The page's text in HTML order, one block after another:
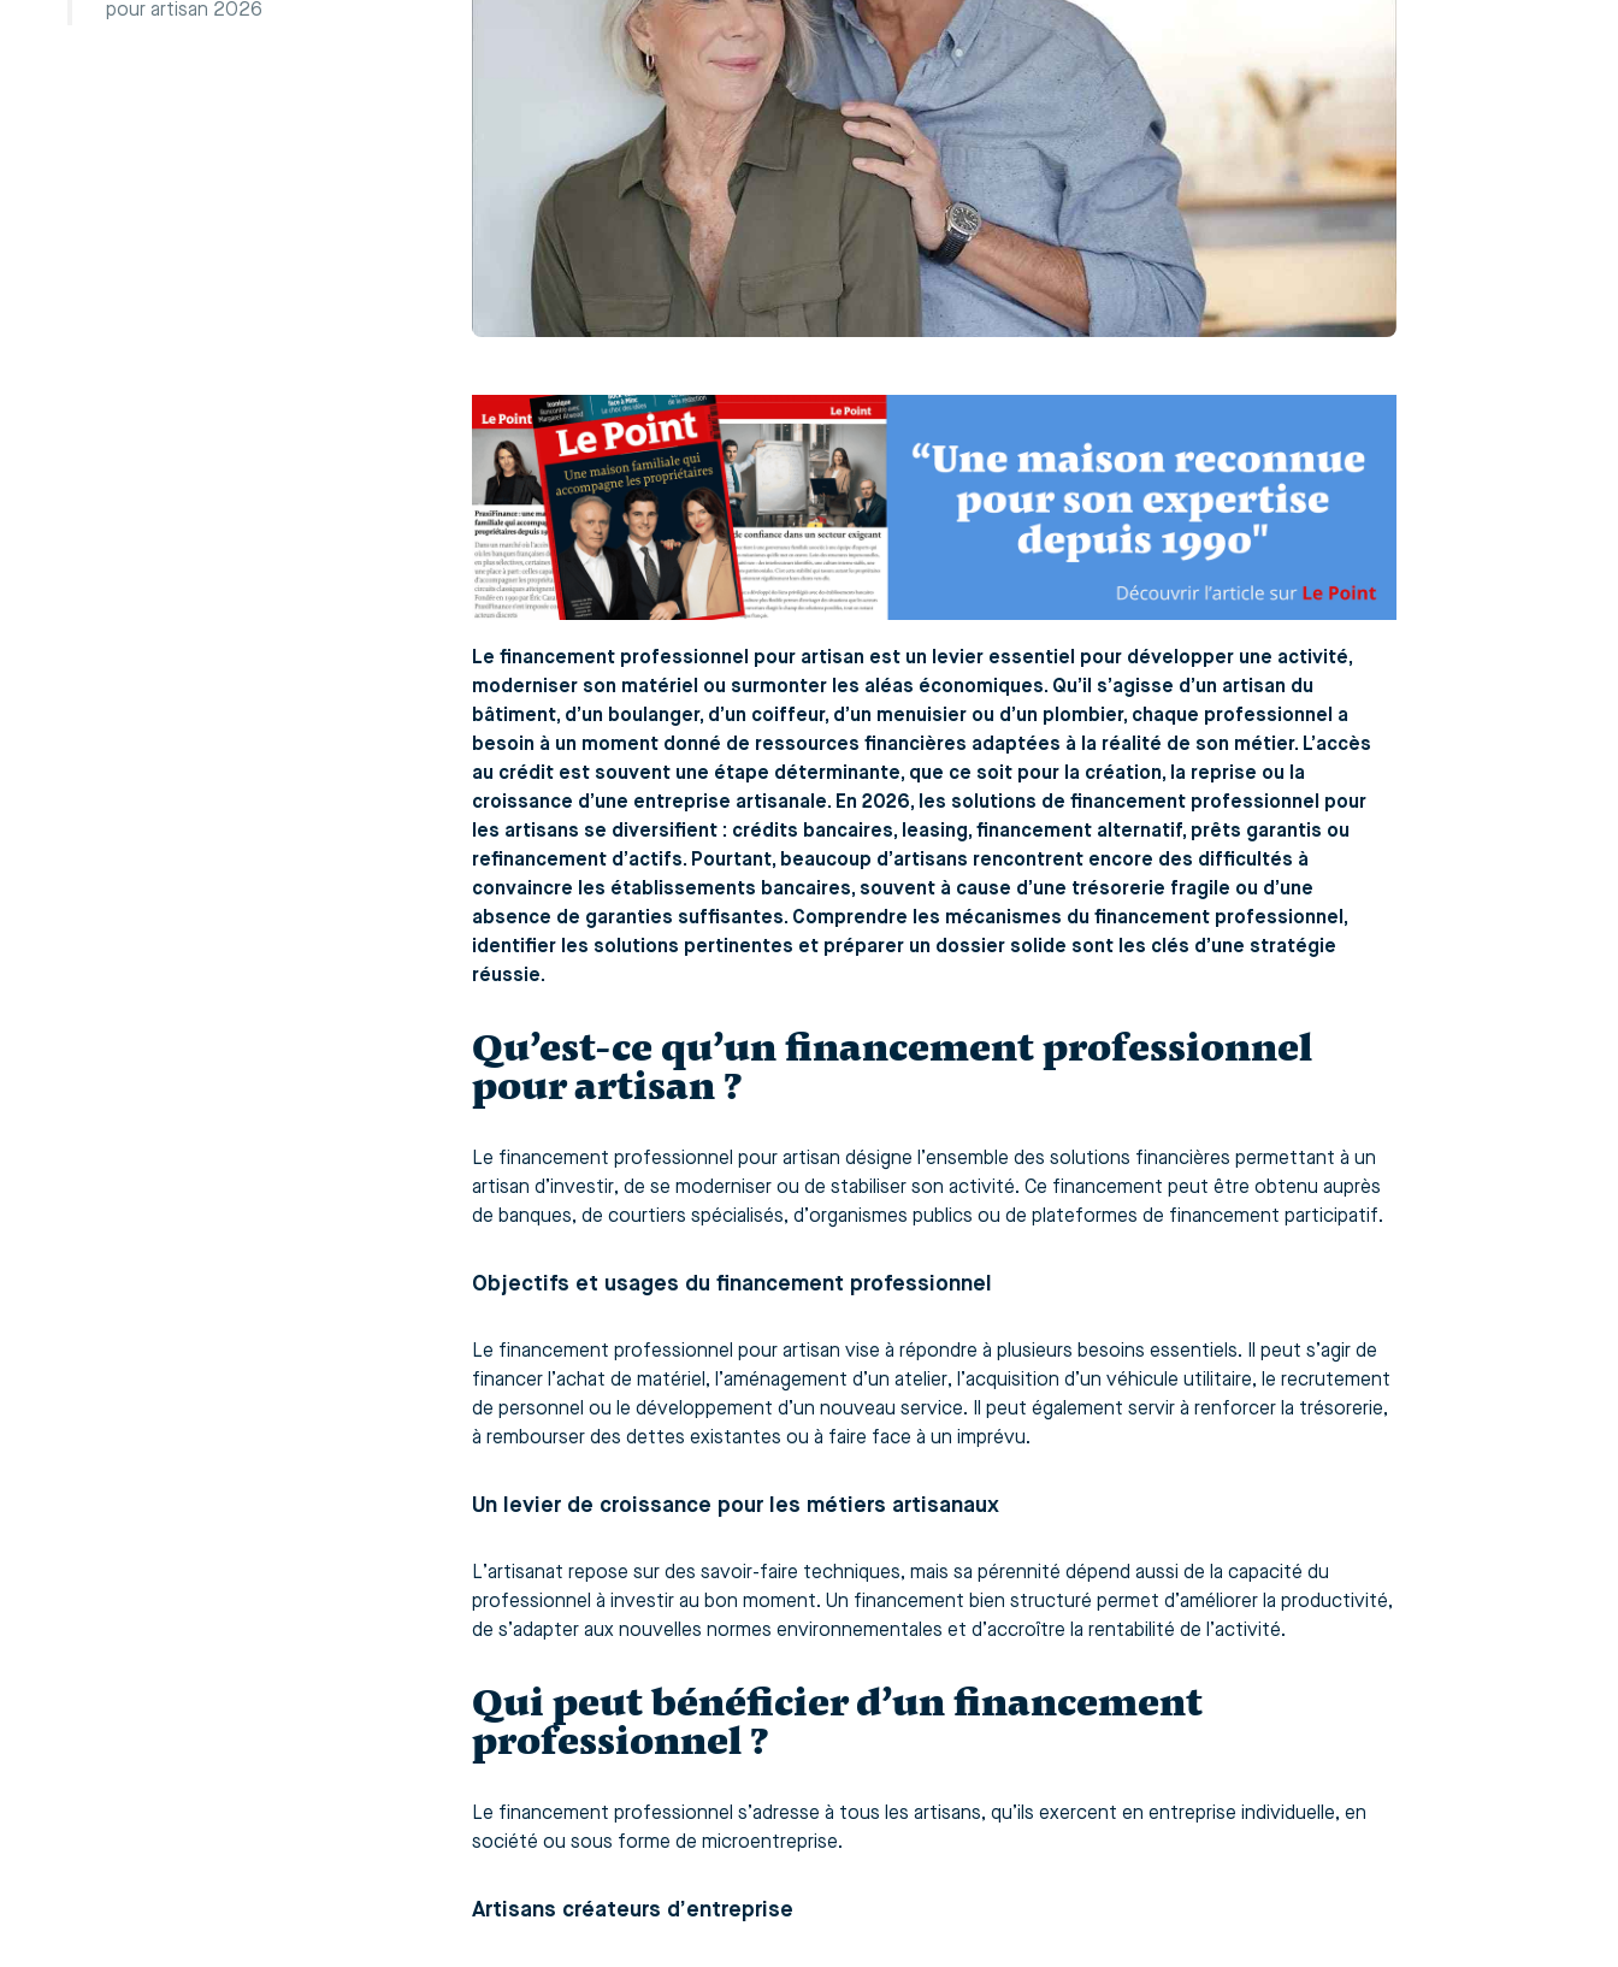
pour artisan 2026
Le financement professionnel pour artisan est un levier essentiel pour développer une activité,
moderniser son matériel ou surmonter les aléas économiques. Qu’il s’agisse d’un artisan du
bâtiment, d’un boulanger, d’un coiffeur, d’un menuisier ou d’un plombier, chaque professionnel a
besoin à un moment donné de ressources financières adaptées à la réalité de son métier. L’accès
au crédit est souvent une étape déterminante, que ce soit pour la création, la reprise ou la
croissance d’une entreprise artisanale. En 2026, les solutions de financement professionnel pour
les artisans se diversifient : crédits bancaires, leasing, financement alternatif, prêts garantis ou
refinancement d’actifs. Pourtant, beaucoup d’artisans rencontrent encore des difficultés à
convaincre les établissements bancaires, souvent à cause d’une trésorerie fragile ou d’une
absence de garanties suffisantes. Comprendre les mécanismes du financement professionnel,
identifier les solutions pertinentes et préparer un dossier solide sont les clés d’une stratégie
réussie.
Qu’est-ce qu’un financement professionnel
pour artisan ?
Le financement professionnel pour artisan désigne l’ensemble des solutions financières permettant à un
artisan d’investir, de se moderniser ou de stabiliser son activité. Ce financement peut être obtenu auprès
de banques, de courtiers spécialisés, d’organismes publics ou de plateformes de financement participatif.
Objectifs et usages du financement professionnel
Le financement professionnel pour artisan vise à répondre à plusieurs besoins essentiels. Il peut s’agir de
financer l’achat de matériel, l’aménagement d’un atelier, l’acquisition d’un véhicule utilitaire, le recrutement
de personnel ou le développement d’un nouveau service. Il peut également servir à renforcer la trésorerie,
à rembourser des dettes existantes ou à faire face à un imprévu.
Un levier de croissance pour les métiers artisanaux
L’artisanat repose sur des savoir-faire techniques, mais sa pérennité dépend aussi de la capacité du
professionnel à investir au bon moment. Un financement bien structuré permet d’améliorer la productivité,
de s’adapter aux nouvelles normes environnementales et d’accroître la rentabilité de l’activité.
Qui peut bénéficier d’un financement
professionnel ?
Le financement professionnel s’adresse à tous les artisans, qu’ils exercent en entreprise individuelle, en
société ou sous forme de microentreprise.
Artisans créateurs d’entreprise